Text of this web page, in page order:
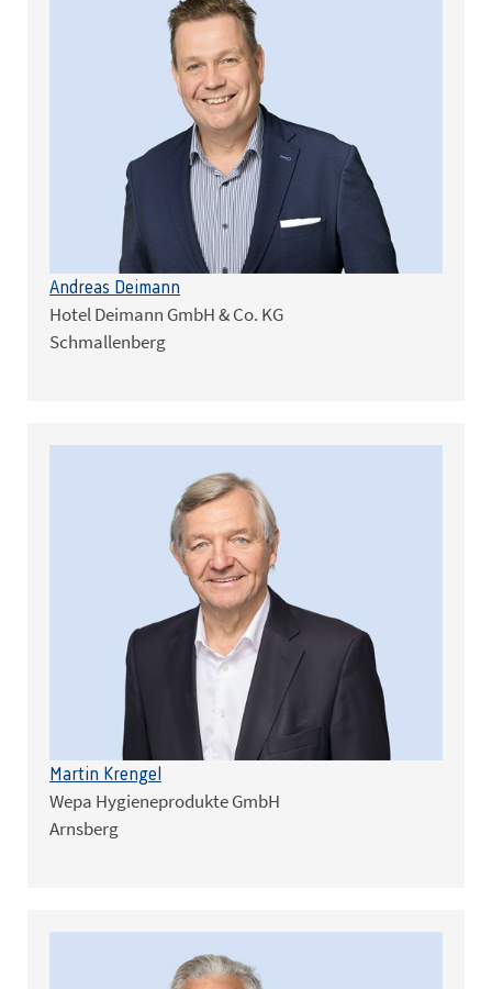
Andreas Deimann
Hotel Deimann GmbH & Co. KG
Schmallenberg
Martin Krengel
Wepa Hygieneprodukte GmbH
Arnsberg